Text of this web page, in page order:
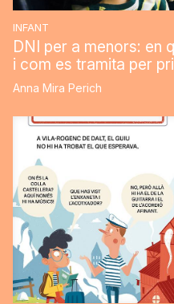
INFANT
DNI per a menors: en
i com es tramita per
Anna Mira Perich